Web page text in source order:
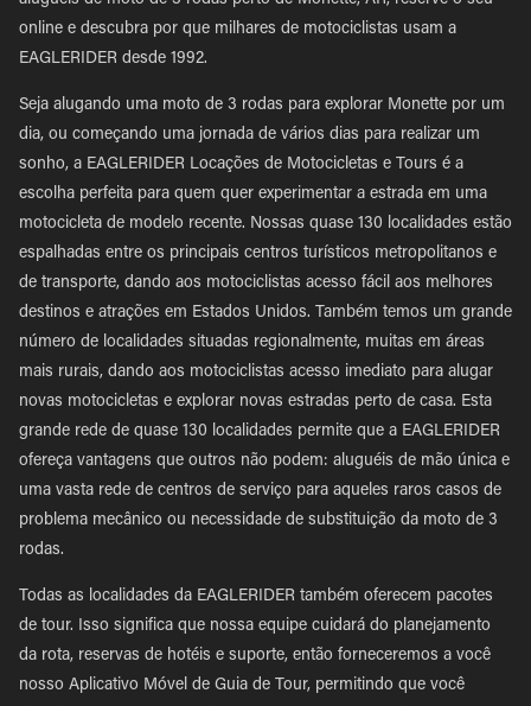
online e descubra por que milhares de motociclistas usam a
EAGLERIDER desde 1992.
Seja alugando uma moto de 3 rodas para explorar Monette por um
dia, ou começando uma jornada de vários dias para realizar um
sonho, a EAGLERIDER Locações de Motocicletas e Tours é a
escolha perfeita para quem quer experimentar a estrada em uma
motocicleta de modelo recente. Nossas quase 130 localidades estão
espalhadas entre os principais centros turísticos metropolitanos e
de transporte, dando aos motociclistas acesso fácil aos melhores
destinos e atrações em Estados Unidos. Também temos um grande
número de localidades situadas regionalmente, muitas em áreas
mais rurais, dando aos motociclistas acesso imediato para alugar
novas motocicletas e explorar novas estradas perto de casa. Esta
grande rede de quase 130 localidades permite que a EAGLERIDER
ofereça vantagens que outros não podem: aluguéis de mão única e
uma vasta rede de centros de serviço para aqueles raros casos de
problema mecânico ou necessidade de substituição da moto de 3
rodas.
Todas as localidades da EAGLERIDER também oferecem pacotes
de tour. Isso significa que nossa equipe cuidará do planejamento
da rota, reservas de hotéis e suporte, então forneceremos a você
nosso Aplicativo Móvel de Guia de Tour, permitindo que você